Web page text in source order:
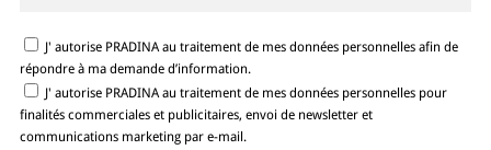
J' autorise PRADINA au traitement de mes données personnelles afin de
répondre à ma demande d’information.
J' autorise PRADINA au traitement de mes données personnelles pour
finalités commerciales et publicitaires, envoi de newsletter et
communications marketing par e-mail.